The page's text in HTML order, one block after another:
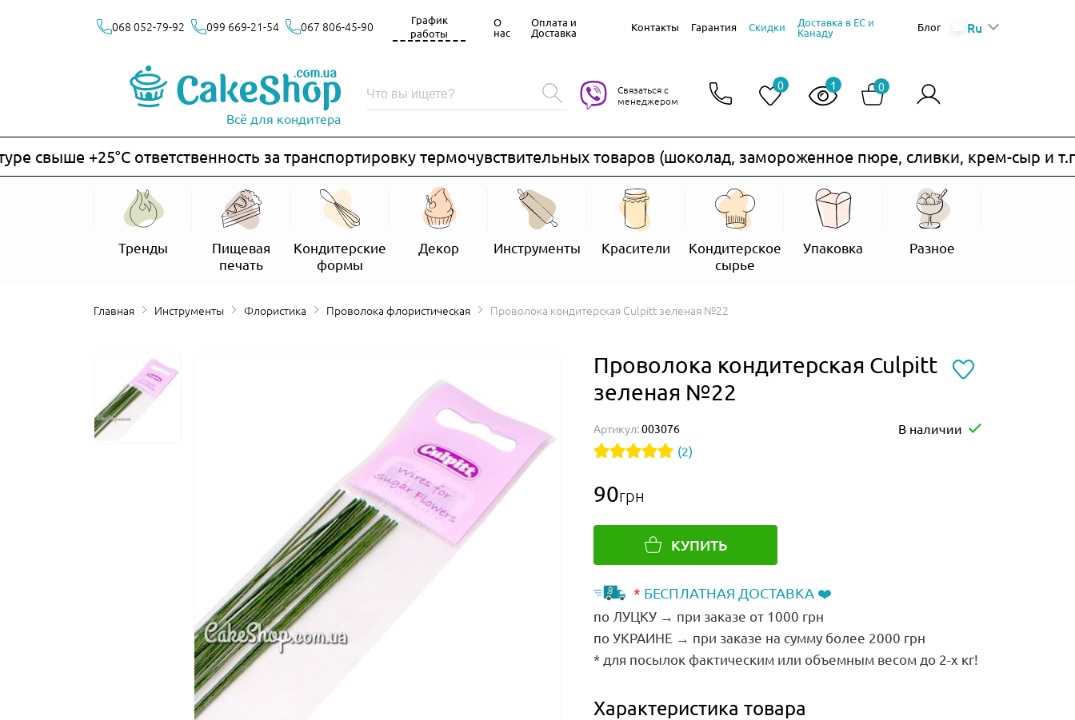
Всё для кондитера
0
0 1
Связаться с
менеджером
068 052-79-92 099 669-21-54 067 806-45-90
График
работы
О
нас
Оплата и
Доставка Контакты Гарантия Скидки Доставка в ЕС и
Канаду Блог Ru
+25°C ответственность за транспортировку термочувствительных товаров (шоколад, замороженное пюре, сливки, крем-сыр и т.п.)
Тренды
Пищевая
печать
Кондитерские
формы
Декор Инструменты Красители
Кондитерское
сырье
Упаковка Разное
Главная Инструменты Флористика Проволока флористическая Проволока кондитерская Culpitt зеленая №22
Проволока кондитерская Culpitt
зеленая №22
Артикул:003076
В наличии
(2)
90грн
КУПИТЬ
* БЕСПЛАТНАЯ ДОСТАВКА ❤️
по ЛУЦКУ → при заказе от 1000 грн
по УКРАИНЕ → при заказе на сумму более 2000 грн
* для посылок фактическим или объемным весом до 2-х кг!
Характеристика товара